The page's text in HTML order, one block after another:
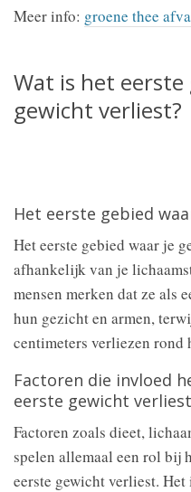
Meer info: groene thee
Wat is het eerste
gewicht verliest?
Het eerste gebied
Het eerste gebied waar je
afhankelijk van je
mensen merken dat ze als
hun gezicht en armen,
centimeters verliezen rond
Factoren die invloed
eerste gewicht verliest
Factoren zoals dieet,
spelen allemaal een rol bij
eerste gewicht verliest.